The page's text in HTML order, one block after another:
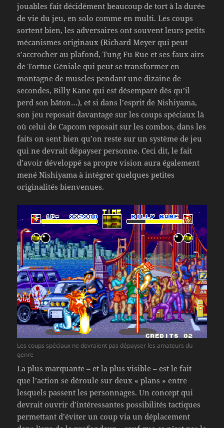
jouables fait décidément beaucoup de tort à la durée
de vie du jeu, en solo comme en multi. Les coups
sortent bien, les adversaires ont souvent leurs petits
mécanismes originaux (Richard Meyer qui peut
s’accrocher au plafond, Tung Fu Rue et ses faux airs
de Tortue Géniale qui peut se transformer en
montagne de muscles pendant une dizaine de
secondes, Billy Kane qui est désemparé dès qu’il
perd son bâton…), et si dans l’esprit de Nishiyama,
son jeu reposait davantage sur les coups spéciaux là
où celui de Capcom reposait sur les combos, dans les
faits on sent bien qu’on reste sur un système de jeu
qui ne devrait dépayser personne. Ceci dit, le fait
d’avoir développé sa propre vision aura également
mené Nishiyama à intégrer quelques petites
originalités bienvenues.
Les coups spéciaux ne devraient pas dépayser les amateurs du
genre
La plus marquante – et la plus visible – est le fait
que l’action se déroule sur deux « plans » entre
lesquels passent les personnages. Un concept qui
devrait ouvrir d’intéressantes possibilités tactiques
permettant d’éviter un coup via un déplacement